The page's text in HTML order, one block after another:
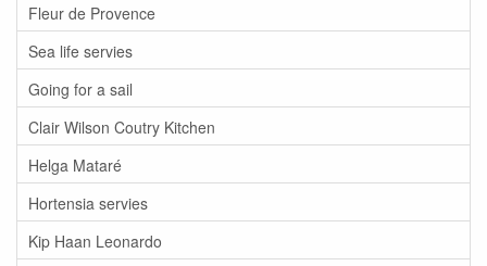
Fleur de Provence
Sea life servies
Going for a sail
Clair Wilson Coutry Kitchen
Helga Mataré
Hortensia servies
Kip Haan Leonardo